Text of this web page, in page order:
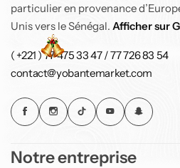
particulier en provenance
Unis vers le Sénégal. Afficher sur
( +221 ) 77 475 33 47 / 77 726 83 54
contact@yobantemarket.com
Notre entreprise